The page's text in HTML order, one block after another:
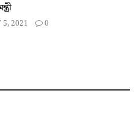
5, 2021 0